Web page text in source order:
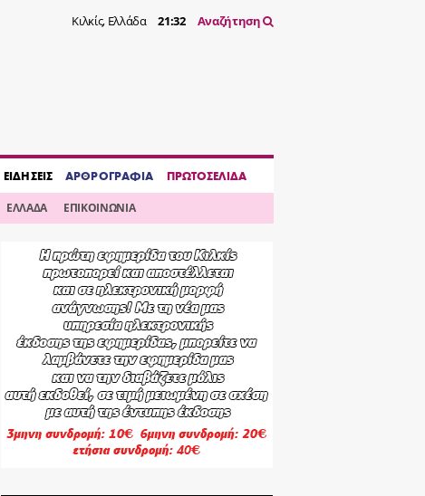
Κιλκίς, Ελλάδα 21:32 Αναζήτηση
ΕΙΔΗΣΕΙΣ ΑΡΘΡΟΓΡΑΦΙΑ ΠΡΩΤΟΣΕΛΙΔΑ
ΕΛΛΑΔΑ ΕΠΙΚΟΙΝΩΝΙΑ